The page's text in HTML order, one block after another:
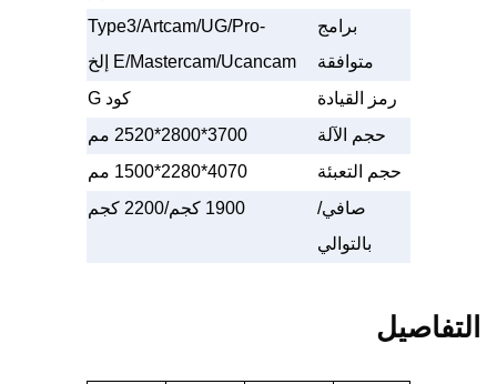
برامج
متوافقة
Type3/Artcam/UG/Pro-
E/Mastercam/Ucancam إلخ
رمز القيادة
كود G
حجم الآلة
3700*2800*2520 مم
حجم التعبئة
4070*2280*1500 مم
صافي/
بالتوالي
1900 كجم/2200 كجم
التفاصيل